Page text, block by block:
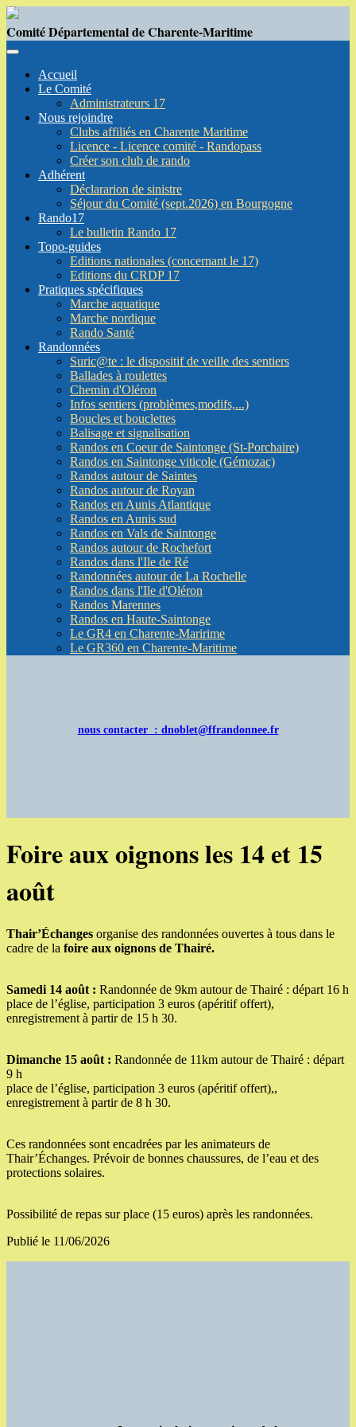
Comité Départemental de Charente-Maritime
Accueil
Le Comité
Administrateurs 17
Nous rejoindre
Clubs affiliés en Charente Maritime
Licence - Licence comité - Randopass
Créer son club de rando
Adhérent
Déclararion de sinistre
Séjour du Comité (sept.2026) en Bourgogne
Rando17
Le bulletin Rando 17
Topo-guides
Editions nationales (concernant le 17)
Editions du CRDP 17
Pratiques spécifiques
Marche aquatique
Marche nordique
Rando Santé
Randonnées
Suric@te : le dispositif de veille des sentiers
Ballades à roulettes
Chemin d'Oléron
Infos sentiers (problèmes,modifs,...)
Boucles et bouclettes
Balisage et signalisation
Randos en Coeur de Saintonge (St-Porchaire)
Randos en Saintonge viticole (Gémozac)
Randos autour de Saintes
Randos autour de Royan
Randos en Aunis Atlantique
Randos en Aunis sud
Randos en Vals de Saintonge
Randos autour de Rochefort
Randos dans l'Ile de Ré
Randonnées autour de La Rochelle
Randos dans l'Ile d'Oléron
Randos Marennes
Randos en Haute-Saintonge
Le GR4 en Charente-Maririme
Le GR360 en Charente-Maritime
nous contacter : dnoblet@ffrandonnee.fr
Foire aux oignons les 14 et 15
août
Thair’Échanges organise des randonnées ouvertes à tous dans le
cadre de la foire aux oignons de Thairé.
Samedi 14 août : Randonnée de 9km autour de Thairé : départ 16 h
place de l’église, participation 3 euros (apéritif offert),
enregistrement à partir de 15 h 30.
Dimanche 15 août : Randonnée de 11km autour de Thairé : départ
9 h
place de l’église, participation 3 euros (apéritif offert),,
enregistrement à partir de 8 h 30.
Ces randonnées sont encadrées par les animateurs de
Thair’Échanges. Prévoir de bonnes chaussures, de l’eau et des
protections solaires.
Possibilité de repas sur place (15 euros) après les randonnées.
Publié le 11/06/2026